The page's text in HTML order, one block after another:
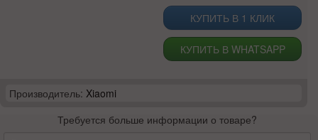
КУПИТЬ В 1 КЛИК
КУПИТЬ В WHATSAPP
Производитель: Xiaomi
Требуется больше информации о товаре?